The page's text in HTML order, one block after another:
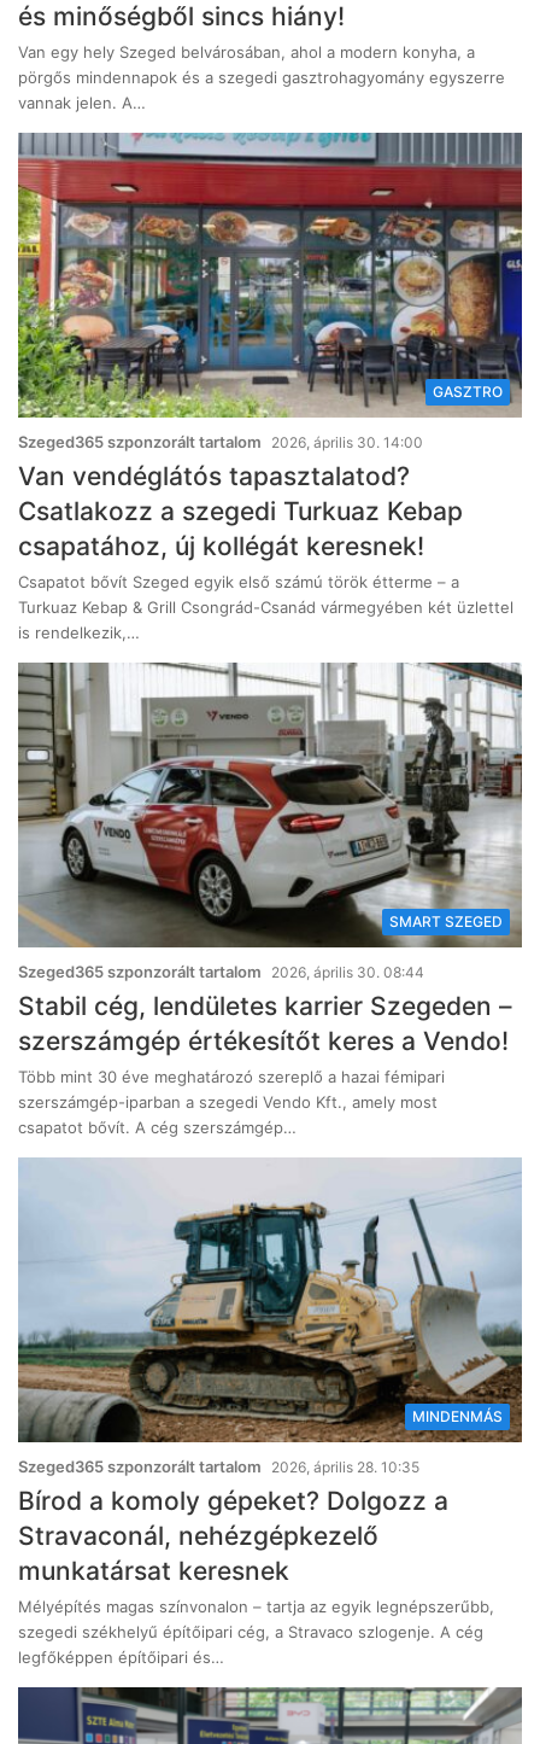
és minőségből sincs hiány!
Van egy hely Szeged belvárosában, ahol a modern konyha, a
pörgős mindennapok és a szegedi gasztrohagyomány egyszerre
vannak jelen. A…
GASZTRO
Szeged365 szponzorált tartalom 2026, április 30. 14:00
Van vendéglátós tapasztalatod?
Csatlakozz a szegedi Turkuaz Kebap
csapatához, új kollégát keresnek!
Csapatot bővít Szeged egyik első számú török étterme – a
Turkuaz Kebap & Grill Csongrád-Csanád vármegyében két üzlettel
is rendelkezik,…
SMART SZEGED
Szeged365 szponzorált tartalom 2026, április 30. 08:44
Stabil cég, lendületes karrier Szegeden –
szerszámgép értékesítőt keres a Vendo!
Több mint 30 éve meghatározó szereplő a hazai fémipari
szerszámgép-iparban a szegedi Vendo Kft., amely most
csapatot bővít. A cég szerszámgép…
MINDENMÁS
Szeged365 szponzorált tartalom 2026, április 28. 10:35
Bírod a komoly gépeket? Dolgozz a
Stravaconál, nehézgépkezelő
munkatársat keresnek
Mélyépítés magas színvonalon – tartja az egyik legnépszerűbb,
szegedi székhelyű építőipari cég, a Stravaco szlogenje. A cég
legfőképpen építőipari és…